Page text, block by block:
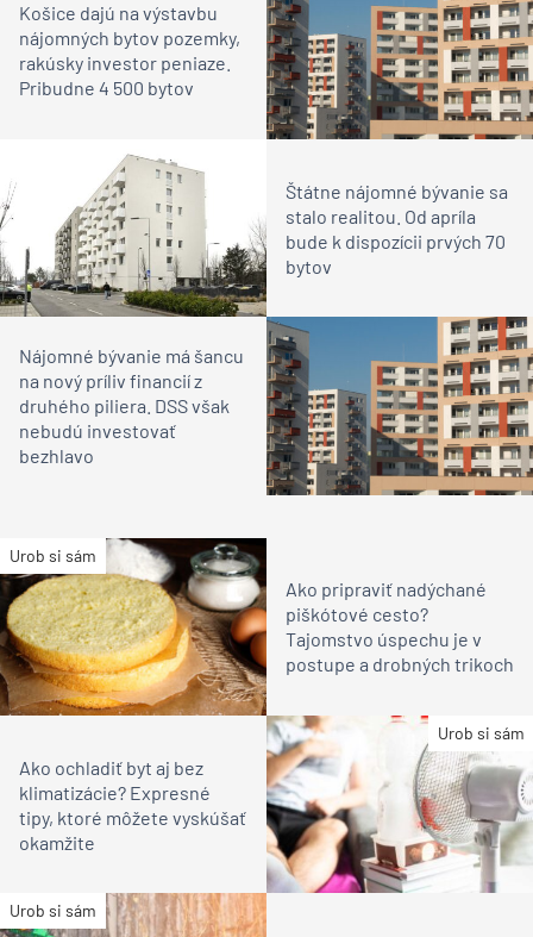
Košice dajú na výstavbu
nájomných bytov pozemky,
rakúsky investor peniaze.
Pribudne 4 500 bytov
Štátne nájomné bývanie sa
stalo realitou. Od apríla
bude k dispozícii prvých 70
bytov
Nájomné bývanie má šancu
na nový príliv financií z
druhého piliera. DSS však
nebudú investovať
bezhlavo
Urob si sám
Ako pripraviť nadýchané
piškótové cesto?
Tajomstvo úspechu je v
postupe a drobných trikoch
Urob si sám
Ako ochladiť byt aj bez
klimatizácie? Expresné
tipy, ktoré môžete vyskúšať
okamžite
Urob si sám